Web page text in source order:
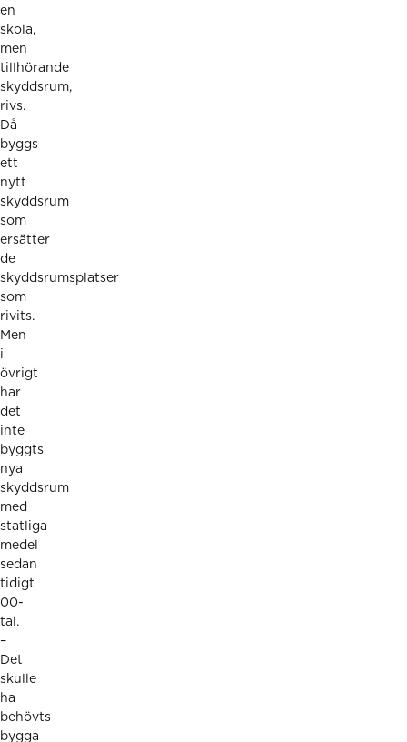
en
skola,
men
tillhörande
skyddsrum,
rivs.
Då
byggs
ett
nytt
skyddsrum
som
ersätter
de
skyddsrumsplatser
som
rivits.
Men
i
övrigt
har
det
inte
byggts
nya
skyddsrum
med
statliga
medel
sedan
tidigt
00-
tal.
–
Det
skulle
ha
behövts
bygga